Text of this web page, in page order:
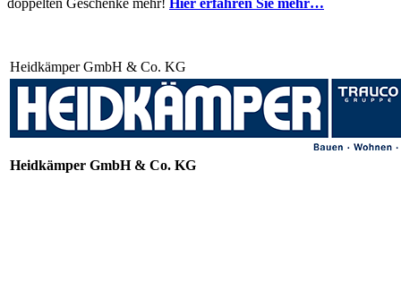
Heidkämper GmbH & Co. KG
Heidkämper GmbH & Co. KG